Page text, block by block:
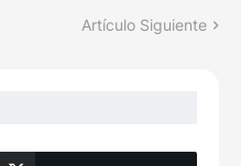
Artículo Siguiente